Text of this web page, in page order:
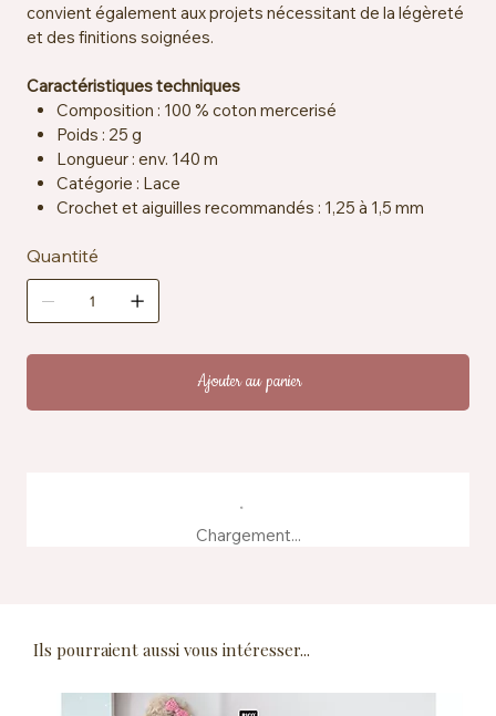
convient également aux projets nécessitant de la légèreté
et des finitions soignées.
Caractéristiques techniques
Composition : 100 % coton mercerisé
Poids : 25 g
Longueur : env. 140 m
Catégorie : Lace
Crochet et aiguilles recommandés : 1,25 à 1,5 mm
Certification : EN71-3
Entretien : lavable en machine à 40 °C
Quantité
Ajouter au panier
Chargement...
Ils pourraient aussi vous intéresser...